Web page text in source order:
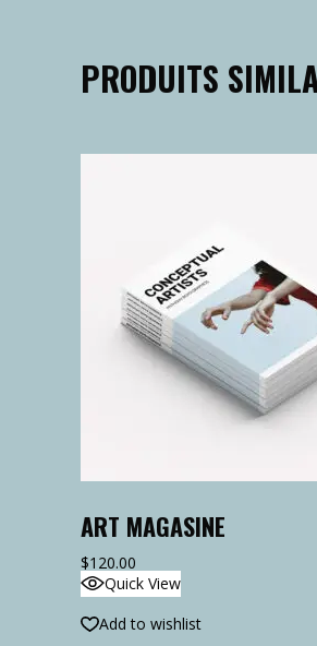
PRODUITS
ART MAGASINE
$120.00
Quick View
Add to wishlist